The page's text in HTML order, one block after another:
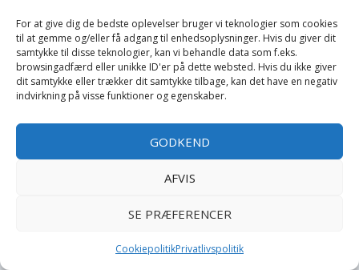
For at give dig de bedste oplevelser bruger vi teknologier som cookies
til at gemme og/eller få adgang til enhedsoplysninger. Hvis du giver dit
samtykke til disse teknologier, kan vi behandle data som f.eks.
browsingadfærd eller unikke ID'er på dette websted. Hvis du ikke giver
dit samtykke eller trækker dit samtykke tilbage, kan det have en negativ
indvirkning på visse funktioner og egenskaber.
GODKEND
AFVIS
SE PRÆFERENCER
CookiepolitikPrivatlivspolitik
Sportstaske
Sprinkler